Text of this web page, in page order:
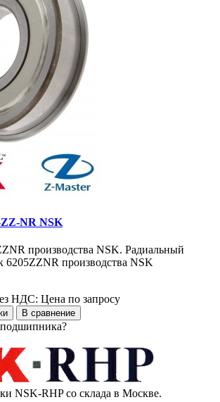
NR NSK
производства NSK. Радиальный
производства NSK
НДС: Цена по запросу
В сравнение
NSK-RHP со склада в Москве.